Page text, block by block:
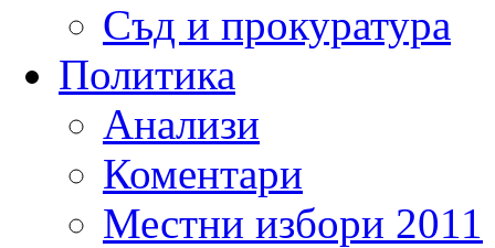
Съд и прокуратура
Политика
Анализи
Коментари
Местни избори 2011